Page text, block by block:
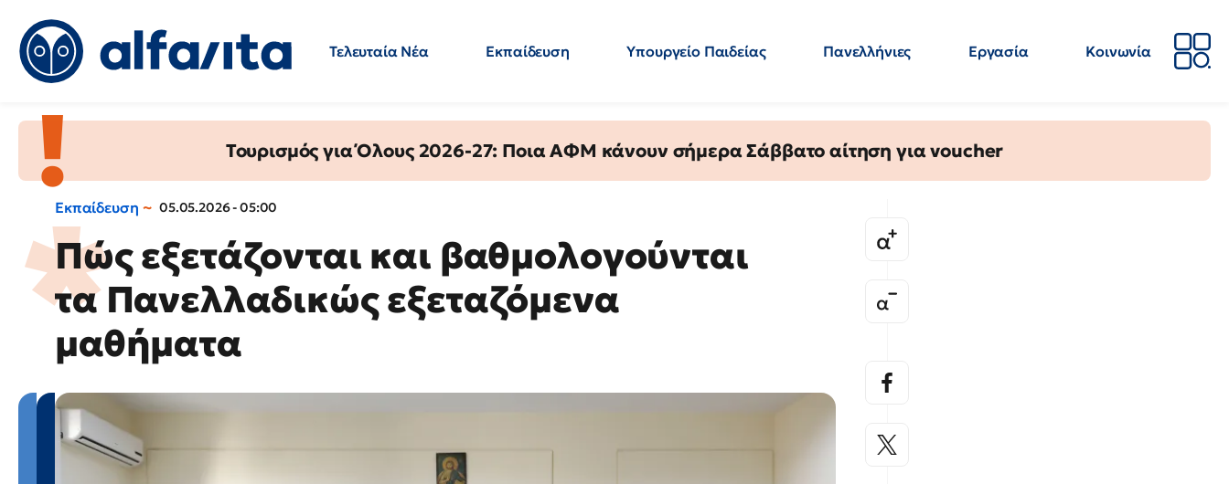
Τελευταία Νέα Εκπαίδευση Υπουργείο Παιδείας Πανελλήνιες Εργασία
Κοινωνία
Τουρισμός για Όλους 2026-27: Ποια ΑΦΜ κάνουν σήμερα Σάββατο αίτηση για voucher
Εκπαίδευση 05.05.2026 - 05:00
Πώς εξετάζονται και βαθμολογούνται
τα Πανελλαδικώς εξεταζόμενα
μαθήματα